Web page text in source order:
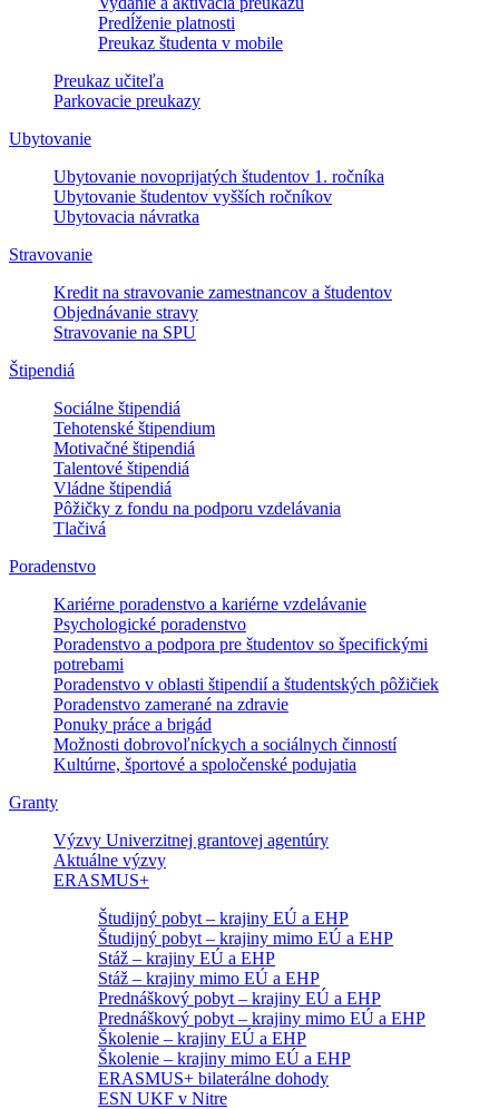
Predĺženie platnosti
Preukaz študenta v mobile
Preukaz učiteľa
Parkovacie preukazy
Ubytovanie
Ubytovanie novoprijatých študentov 1. ročníka
Ubytovanie študentov vyšších ročníkov
Ubytovacia návratka
Stravovanie
Kredit na stravovanie zamestnancov a študentov
Objednávanie stravy
Stravovanie na SPU
Štipendiá
Sociálne štipendiá
Tehotenské štipendium
Motivačné štipendiá
Talentové štipendiá
Vládne štipendiá
Pôžičky z fondu na podporu vzdelávania
Tlačivá
Poradenstvo
Kariérne poradenstvo a kariérne vzdelávanie
Psychologické poradenstvo
Poradenstvo a podpora pre študentov so špecifickými
potrebami
Poradenstvo v oblasti štipendií a študentských pôžičiek
Poradenstvo zamerané na zdravie
Ponuky práce a brigád
Možnosti dobrovoľníckych a sociálnych činností
Kultúrne, športové a spoločenské podujatia
Granty
Výzvy Univerzitnej grantovej agentúry
Aktuálne výzvy
ERASMUS+
Študijný pobyt – krajiny EÚ a EHP
Študijný pobyt – krajiny mimo EÚ a EHP
Stáž – krajiny EÚ a EHP
Stáž – krajiny mimo EÚ a EHP
Prednáškový pobyt – krajiny EÚ a EHP
Prednáškový pobyt – krajiny mimo EÚ a EHP
Školenie – krajiny EÚ a EHP
Školenie – krajiny mimo EÚ a EHP
ERASMUS+ bilaterálne dohody
ESN UKF v Nitre